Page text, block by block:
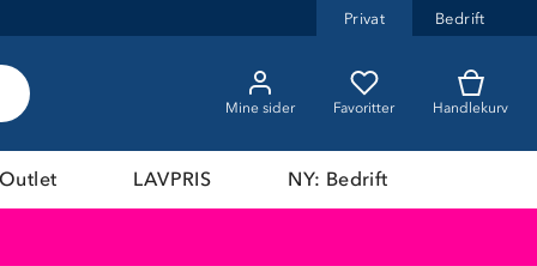
Privat Bedrift
Mine sider Favoritter Handlekurv
LAVPRIS NY: Bedrift